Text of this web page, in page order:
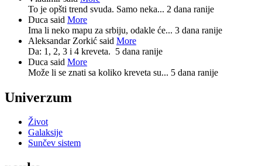
To je opšti trend svuda. Samo neka... 2 dana ranije
Duca said More
Ima li neko mapu za srbiju, odakle će... 3 dana ranije
Aleksandar Zorkić said More
Da: 1, 2, 3 i 4 kreveta. 5 dana ranije
Duca said More
Može li se znati sa koliko kreveta su... 5 dana ranije
Univerzum
Život
Galaksije
Sunčev sistem